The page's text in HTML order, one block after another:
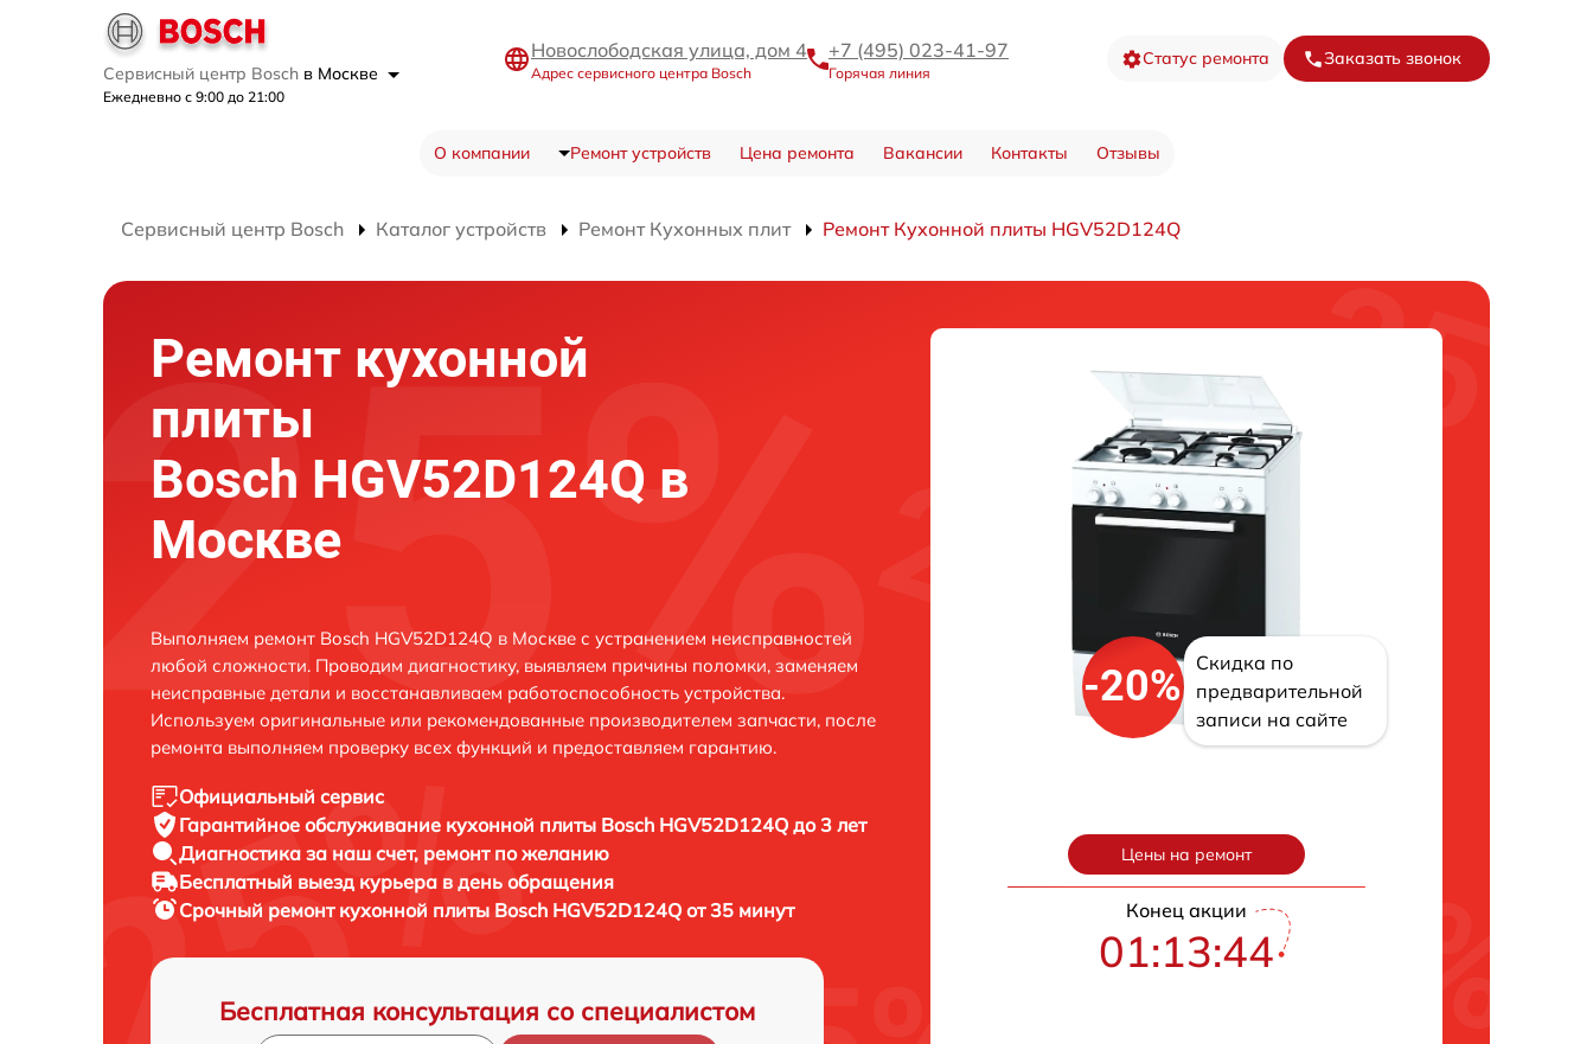
Сервисный центр Bosch в Москве
Ежедневно с 9:00 до 21:00
Новослободская улица, дом 4
Адрес сервисного центра Bosch
+7 (495) 023-41-97
Горячая линия
Статус ремонта Заказать звонок
О компании Ремонт устройств Цена ремонта Вакансии Контакты Отзывы
Сервисный центр Bosch Каталог устройств Ремонт Кухонных плит Ремонт Кухонной плиты HGV52D124Q
Ремонт кухонной
плиты
Bosch HGV52D124Q в
Москве
Выполняем ремонт Bosch HGV52D124Q в Москве с устранением неисправностей
любой сложности. Проводим диагностику, выявляем причины поломки, заменяем
неисправные детали и восстанавливаем работоспособность устройства.
Используем оригинальные или рекомендованные производителем запчасти, после
ремонта выполняем проверку всех функций и предоставляем гарантию.
Официальный сервис
Гарантийное обслуживание кухонной плиты Bosch HGV52D124Q до 3 лет
Диагностика за наш счет, ремонт по желанию
Бесплатный выезд курьера в день обращения
Срочный ремонт кухонной плиты Bosch HGV52D124Q от 35 минут
Бесплатная консультация со специалистом
-20%
Скидка по
предварительной
записи на сайте
Цены на ремонт
Конец акции
01:13:43